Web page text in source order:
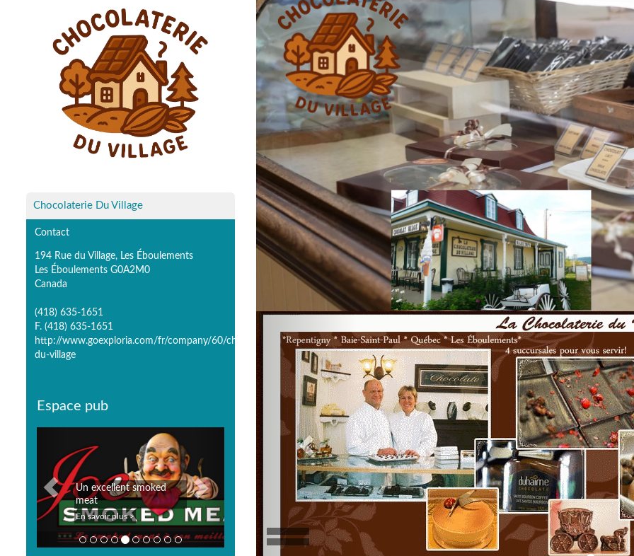
Chocolaterie Du Village
Contact
194 Rue du Village, Les Éboulements
Les Éboulements G0A2M0
Canada
(418) 635-1651
F. (418) 635-1651
http://www.goexploria.com/fr/company/60/chocolaterie-
du-village
Espace pub
Poissonnerie Marché des
3 fumoirs
En savoir plus >
Previous